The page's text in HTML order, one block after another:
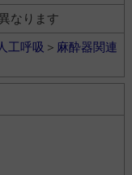
なります
工呼吸 ＞ 麻酔器関連